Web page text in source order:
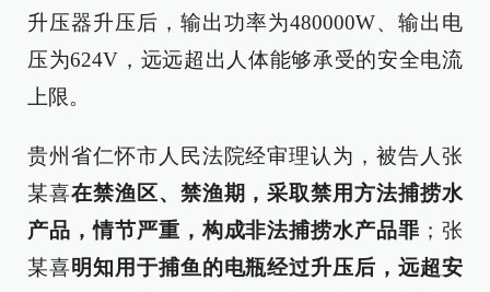
升压器升压后，输出功率为480000W、输出电
压为624V，远远超出人体能够承受的安全电流
上限。
贵州省仁怀市人民法院经审理认为，被告人张
某喜在禁渔区、禁渔期，采取禁用方法捕捞水
产品，情节严重，构成非法捕捞水产品罪 ；张
某喜明知用于捕鱼的电瓶经过升压后，远超安